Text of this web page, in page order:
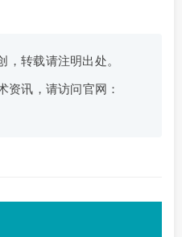
，转载请注明出处。
资讯，请访问官网：